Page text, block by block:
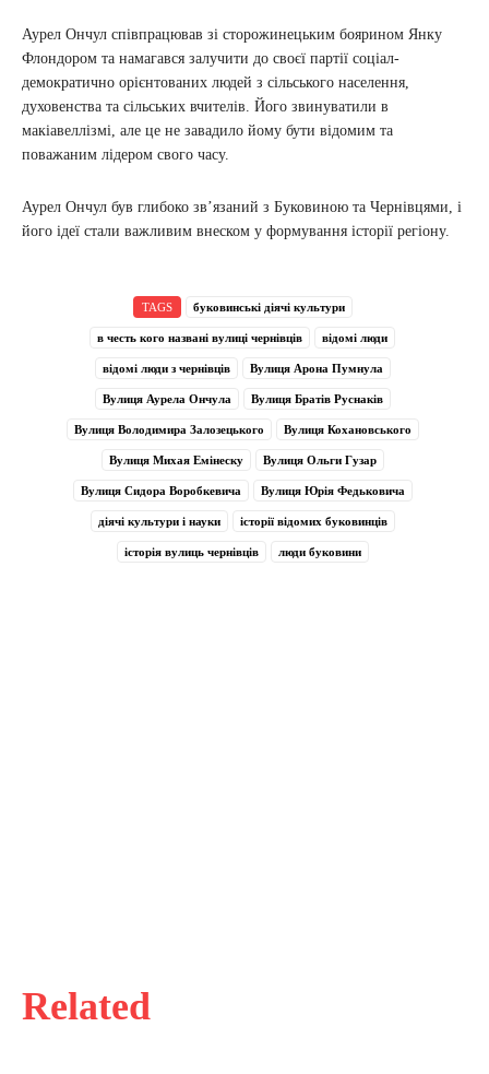
Related
Аурел Ончул співпрацював зі сторожинецьким боярином Янку
Флондором та намагався залучити до своєї партії соціал-
демократично орієнтованих людей з сільського населення,
духовенства та сільських вчителів. Його звинуватили в
макіавеллізмі, але це не завадило йому бути відомим та
поважаним лідером свого часу.
Аурел Ончул був глибоко зв’язаний з Буковиною та Чернівцями, і
його ідеї стали важливим внеском у формування історії регіону.
TAGS буковинські діячі культури
в честь кого названі вулиці чернівців відомі люди
відомі люди з чернівців Вулиця Арона Пумнула
Вулиця Аурела Ончула Вулиця Братів Руснаків
Вулиця Володимира Залозецького Вулиця Кохановського
Вулиця Михая Емінеску Вулиця Ольги Гузар
Вулиця Сидора Воробкевича Вулиця Юрія Федьковича
діячі культури і науки історії відомих буковинців
історія вулиць чернівців люди буковини